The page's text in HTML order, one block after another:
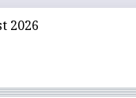
2026